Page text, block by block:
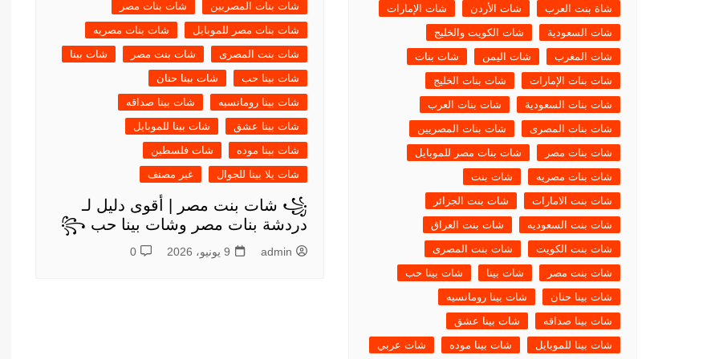
شاة بنت العرب شات الأردن
شات الإمارات
شات السعودية
شات الكويت والخليج
شات المغرب
شات اليمن
شات بنات
شات بنات الإمارات
شات بنات الخليج
شات بنات السعودية
شات بنات العرب
شات بنات المصرى
شات بنات المصريين
شات بنات مصر
شات بنات مصر للموبايل
شات بنات مصريه
شات بنت
شات بنت الامارات
شات بنت الجزائر
شات بنت السعوديه
شات بنت العراق
شات بنت الكويت
شات بنت المصرى
شات بنت مصر
شات بينا
شات بينا حب
شات بينا حنان
شات بينا رومانسيه
شات بينا صداقه
شات بينا عشق
شات بينا للموبايل
شات بينا موده شات عربي
شات بنات المصريين
شات بنات مصر
شات بنات مصر للموبايل
شات بنات مصريه
شات بنت المصرى
شات بنت مصر
شات بينا
شات بينا حب
شات بينا حنان
شات بينا رومانسيه
شات بينا صداقه
شات بينا عشق
شات بينا للموبايل
شات بينا موده
شات فلسطين
شات يلا بينا للجوال
غير مصنف
꧁ شات بنت مصر | أقوى دليل لـ
دردشة بنات مصر وشات بينا حب ꧂
admin 9 يونيو، 2026 0